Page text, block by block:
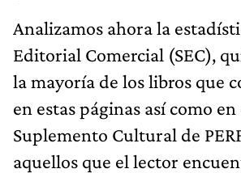
Analizamos ahora la
Editorial Comercial (SEC),
la mayoría de los libros que
en estas páginas así como en
Suplemento Cultural de
aquellos que el lector